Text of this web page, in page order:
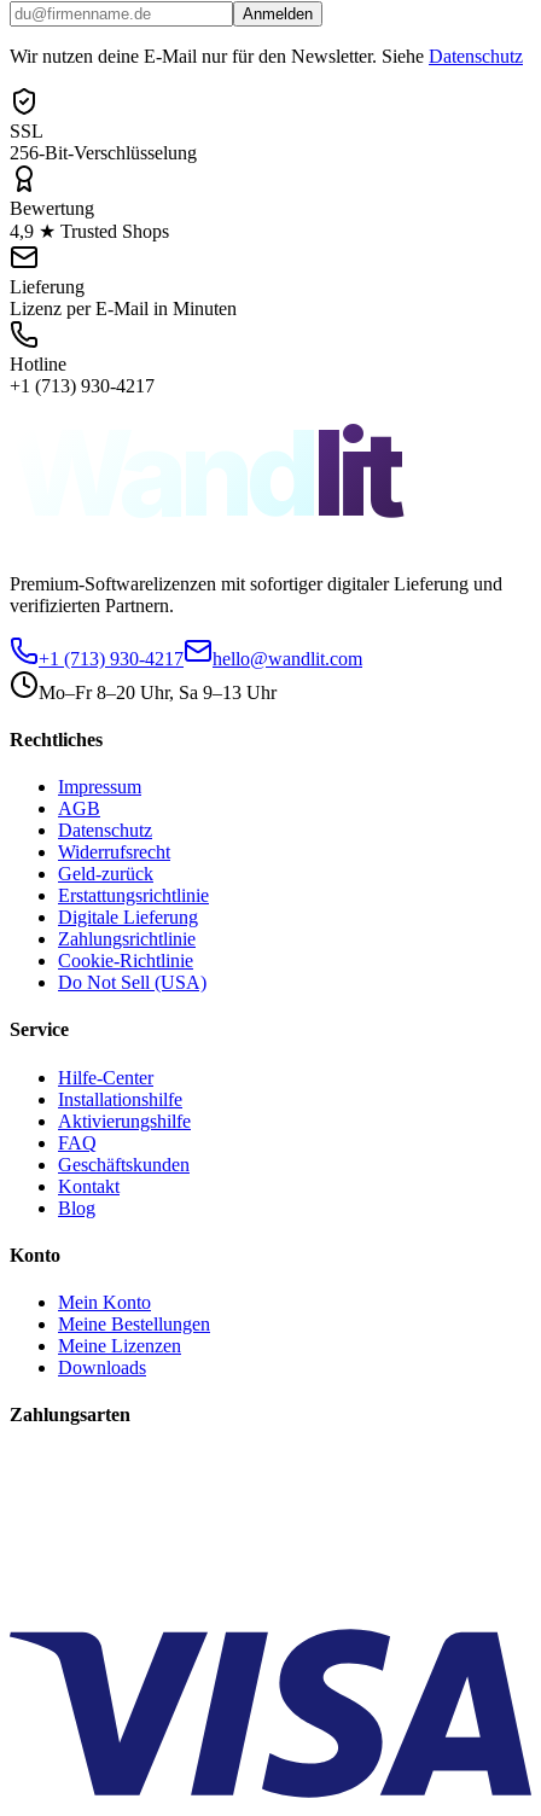
Anmelden
Wir nutzen deine E-Mail nur für den Newsletter. Siehe Datenschutz
SSL
256-Bit-Verschlüsselung
Bewertung
4,9 ★ Trusted Shops
Lieferung
Lizenz per E-Mail in Minuten
Hotline
+1 (713) 930-4217
Wandlit
Premium-Softwarelizenzen mit sofortiger digitaler Lieferung und
verifizierten Partnern.
+1 (713) 930-4217
hello@wandlit.com
Mo–Fr 8–20 Uhr, Sa 9–13 Uhr
Rechtliches
Impressum
AGB
Datenschutz
Widerrufsrecht
Geld-zurück
Erstattungsrichtlinie
Digitale Lieferung
Zahlungsrichtlinie
Cookie-Richtlinie
Do Not Sell (USA)
Service
Hilfe-Center
Installationshilfe
Aktivierungshilfe
FAQ
Geschäftskunden
Kontakt
Blog
Konto
Mein Konto
Meine Bestellungen
Meine Lizenzen
Downloads
Zahlungsarten